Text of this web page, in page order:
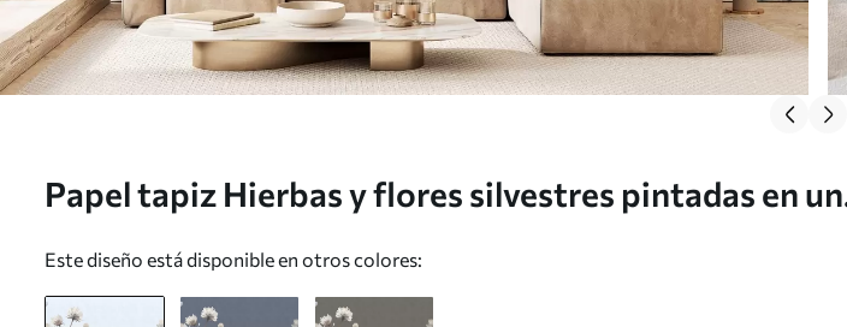
Papel tapiz Hierbas y flores silvestres pintadas en un
Este diseño está disponible en otros colores: